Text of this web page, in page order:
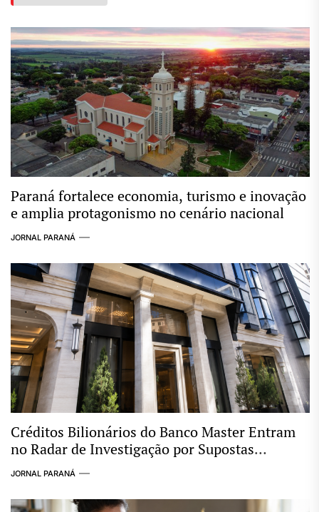
Paraná fortalece economia, turismo e inovação
e amplia protagonismo no cenário nacional
JORNAL PARANÁ
Créditos Bilionários do Banco Master Entram
no Radar de Investigação por Supostas
Ligações com Esquema Criminoso
JORNAL PARANÁ